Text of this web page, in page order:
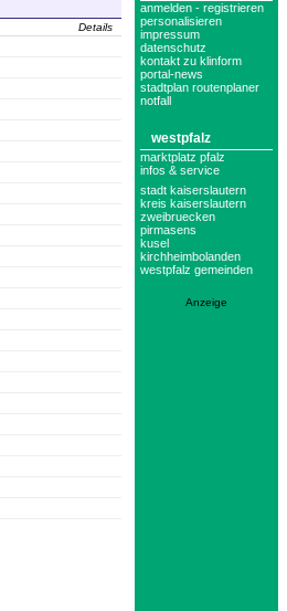
Details
anmelden - registrieren
personalisieren
impressum
datenschutz
kontakt zu klinform
portal-news
stadtplan routenplaner
notfall
westpfalz
marktplatz pfalz
infos & service
stadt kaiserslautern
kreis kaiserslautern
zweibruecken
pirmasens
kusel
kirchheimbolanden
westpfalz gemeinden
Anzeige